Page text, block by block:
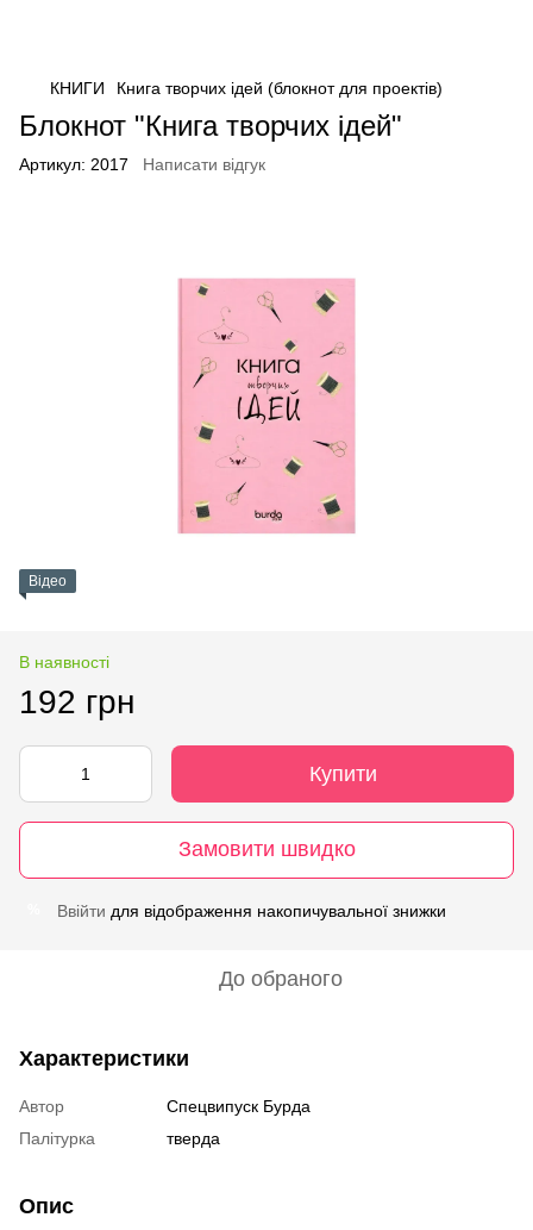
КНИГИ Книга творчих ідей (блокнот для проектів)
Блокнот "Книга творчих ідей"
Артикул: 2017 Написати відгук
Відео
В наявності
192 грн
Купити
Замовити швидко
Ввійти для відображення накопичувальної знижки
До обраного
Характеристики
Автор
Спецвипуск Бурда
Палітурка
тверда
Опис